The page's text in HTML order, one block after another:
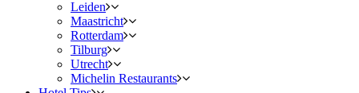
Leiden
Maastricht
Rotterdam
Tilburg
Utrecht
Michelin Restaurants